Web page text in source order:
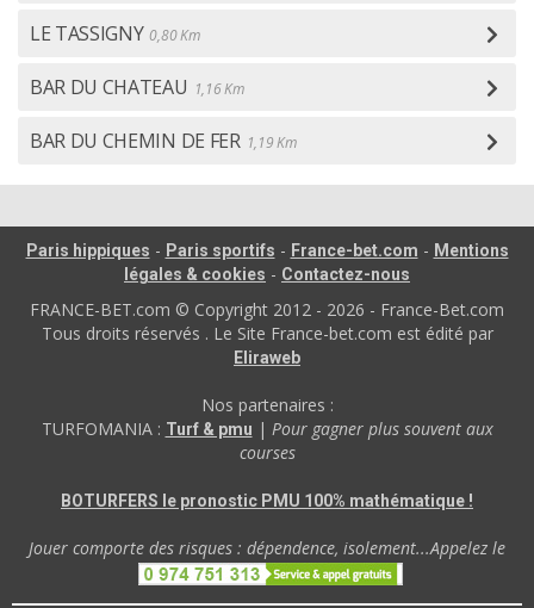
LE TASSIGNY 0,80 Km
BAR DU CHATEAU 1,16 Km
BAR DU CHEMIN DE FER 1,19 Km
Paris hippiques - Paris sportifs - France-bet.com - Mentions
légales & cookies - Contactez-nous
FRANCE-BET.com © Copyright 2012 - 2026 - France-Bet.com
Tous droits réservés . Le Site France-bet.com est édité par
Eliraweb
Nos partenaires :
TURFOMANIA : Turf & pmu | Pour gagner plus souvent aux
courses
BOTURFERS le pronostic PMU 100% mathématique !
Jouer comporte des risques : dépendence, isolement...Appelez le